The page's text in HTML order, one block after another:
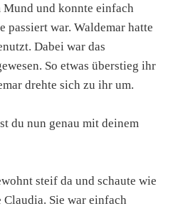
Mund und konnte einfach
passiert war. Waldemar hatte
Dabei war das
So etwas überstieg ihr
drehte sich zu ihr um.
du nun genau mit deinem
steif da und schaute wie
Sie war einfach